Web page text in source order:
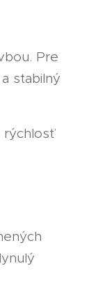
Pre
stabilný
rýchlosť